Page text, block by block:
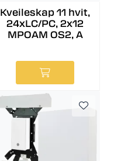
Kveileskap 11 hvit,
24xLC/PC, 2x12
MPOAM OS2, A